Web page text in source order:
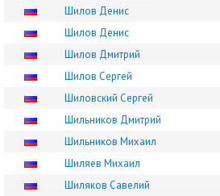
Шилов Денис
Шилов Денис
Шилов Дмитрий
Шилов Сергей
Шиловский Сергей
Шильников Дмитрий
Шильников Михаил
Шиляев Михаил
Шиляков Савелий